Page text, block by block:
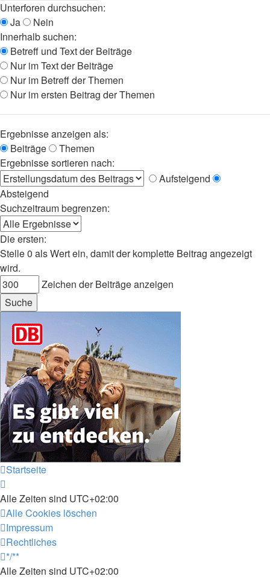
Unterforen durchsuchen:
Ja
Nein
Innerhalb suchen:
Betreff und Text der Beiträge
Nur im Text der Beiträge
Nur im Betreff der Themen
Nur im ersten Beitrag der Themen
Ergebnisse anzeigen als:
Beiträge
Themen
Ergebnisse sortieren nach:
Aufsteigend
Absteigend
Suchzeitraum begrenzen:
Die ersten:
Stelle 0 als Wert ein, damit der komplette Beitrag angezeigt
wird.
Zeichen der Beiträge anzeigen
Startseite
Alle Zeiten sind UTC+02:00
Alle Cookies löschen
Impressum
Rechtliches
*/**
Alle Zeiten sind UTC+02:00